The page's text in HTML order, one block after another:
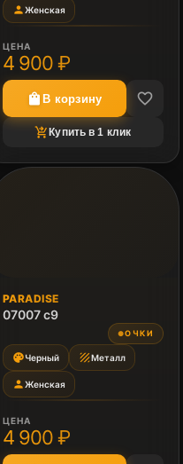
personЖенская
ЦЕНА
4 900 ₽
shopping_bagВ корзину favorite_border
shopping_cart_checkoutКупить в 1 клик
PARADISE
07007 c9
●ОЧКИ
paletteЧерный textureМеталл
personЖенская
ЦЕНА
4 900 ₽